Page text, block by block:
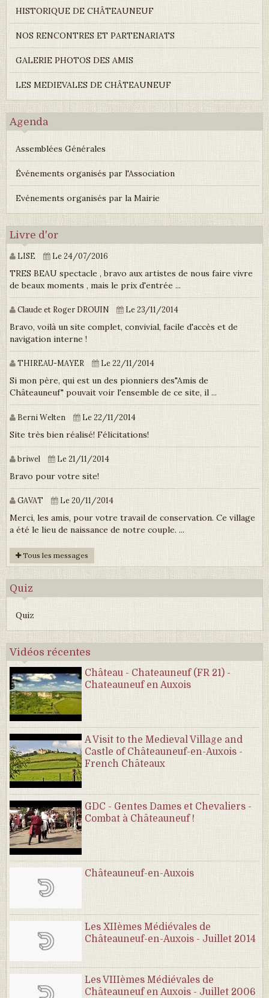
HISTORIQUE DE CHÂTEAUNEUF
NOS RENCONTRES ET PARTENARIATS
GALERIE PHOTOS DES AMIS
LES MEDIEVALES DE CHÂTEAUNEUF
Agenda
Assemblées Générales
Événements organisés par l'Association
Evénements organisés par la Mairie
Livre d'or
LISE Le 24/07/2016
TRES BEAU spectacle , bravo aux artistes de nous faire vivre
de beaux moments , mais le prix d'entrée ...
Claude et Roger DROUIN Le 23/11/2014
Bravo, voilà un site complet, convivial, facile d'accès et de
navigation interne !
THIREAU-MAYER Le 22/11/2014
Si mon père, qui est un des pionniers des"Amis de
Châteauneuf" pouvait voir l'ensemble de ce site, il ...
Berni Welten Le 22/11/2014
Site très bien réalisé! Félicitations!
briwel Le 21/11/2014
Bravo pour votre site!
GAVAT Le 20/11/2014
Merci, les amis, pour votre travail de conservation. Ce village
a été le lieu de naissance de notre couple. ...
Tous les messages
Quiz
Quiz
Vidéos récentes
Château - Chateauneuf (FR 21) -
Chateauneuf en Auxois
A Visit to the Medieval Village and
Castle of Châteauneuf-en-Auxois -
French Châteaux
GDC - Gentes Dames et Chevaliers -
Combat à Châteauneuf !
Châteauneuf-en-Auxois
Les XIIèmes Médiévales de
Châteauneuf-en-Auxois - Juillet 2014
Les VIIIèmes Médiévales de
Châteauneuf en Auxois - Juillet 2006